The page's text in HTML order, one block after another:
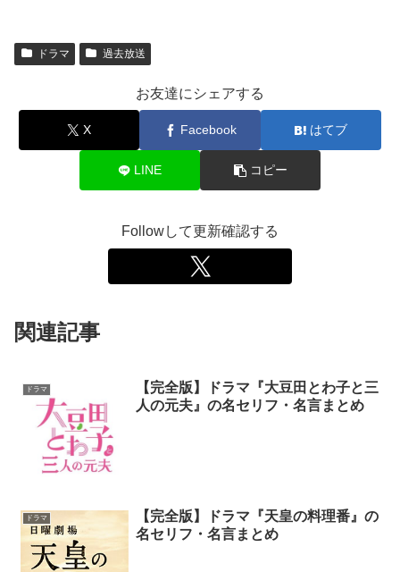
ドラマ 過去放送
お友達にシェアする
X Facebook はてブ
LINE コピー
Followして更新確認する
関連記事
ドラマ
【完全版】ドラマ『大豆田とわ子と三
人の元夫』の名セリフ・名言まとめ
ドラマ
【完全版】ドラマ『天皇の料理番』の
名セリフ・名言まとめ